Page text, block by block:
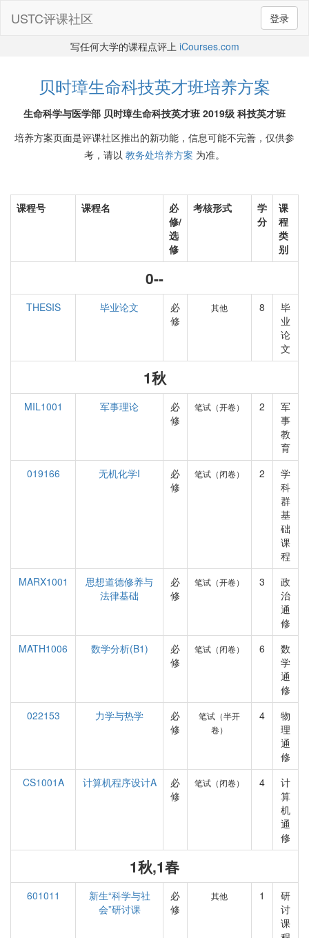
登录
USTC评课社区
写任何大学的课程点评上 iCourses.com
贝时璋生命科技英才班培养方案
生命科学与医学部 贝时璋生命科技英才班 2019级 科技英才班
培养方案页面是评课社区推出的新功能，信息可能不完善，仅供参
考，请以 教务处培养方案 为准。
课程号 课程名
必
修/
选
修
考核形式
学
分
课
程
类
别
0--
THESIS 毕业论文
必
修
其他 8
毕
业
论
文
1秋
MIL1001 军事理论
必
修
笔试（开卷） 2
军
事
教
育
019166
无机化学I
必
修
笔试（闭卷） 2
学
科
群
基
础
课
程
MARX1001
思想道德修养与
法律基础
必
修
笔试（开卷） 3
政
治
通
修
MATH1006
数学分析(B1)
必
修
笔试（闭卷） 6
数
学
通
修
022153
力学与热学
必
修
笔试（半开
卷）
4
物
理
通
修
CS1001A
计算机程序设计A
必
修
笔试（闭卷） 4
计
算
机
通
修
1秋,1春
601011
新生“科学与社
会”研讨课
必
修
其他 1
研
讨
课